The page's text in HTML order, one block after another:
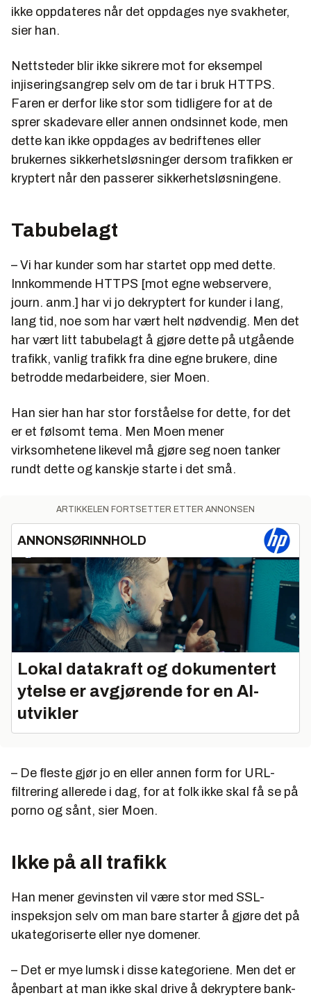
ikke oppdateres når det oppdages nye svakheter,
sier han.
Nettsteder blir ikke sikrere mot for eksempel
injiseringsangrep selv om de tar i bruk HTTPS.
Faren er derfor like stor som tidligere for at de
sprer skadevare eller annen ondsinnet kode, men
dette kan ikke oppdages av bedriftenes eller
brukernes sikkerhetsløsninger dersom trafikken er
kryptert når den passerer sikkerhetsløsningene.
Tabubelagt
– Vi har kunder som har startet opp med dette.
Innkommende HTTPS [mot egne webservere,
journ. anm.] har vi jo dekryptert for kunder i lang,
lang tid, noe som har vært helt nødvendig. Men det
har vært litt tabubelagt å gjøre dette på utgående
trafikk, vanlig trafikk fra dine egne brukere, dine
betrodde medarbeidere, sier Moen.
Han sier han har stor forståelse for dette, for det
er et følsomt tema. Men Moen mener
virksomhetene likevel må gjøre seg noen tanker
rundt dette og kanskje starte i det små.
ARTIKKELEN FORTSETTER ETTER ANNONSEN
ANNONSØRINNHOLD
Lokal datakraft og dokumentert
ytelse er avgjørende for en AI-
utvikler
– De fleste gjør jo en eller annen form for URL-
filtrering allerede i dag, for at folk ikke skal få se på
porno og sånt, sier Moen.
Ikke på all trafikk
Han mener gevinsten vil være stor med SSL-
inspeksjon selv om man bare starter å gjøre det på
ukategoriserte eller nye domener.
– Det er mye lumsk i disse kategoriene. Men det er
åpenbart at man ikke skal drive å dekryptere bank-